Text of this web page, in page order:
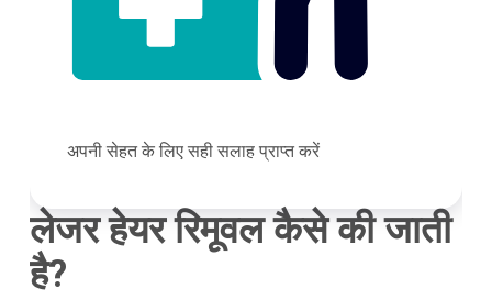
अपनी सेहत के लिए सही सलाह प्राप्त करें
लेजर हेयर रिमूवल कैसे की जाती
है?